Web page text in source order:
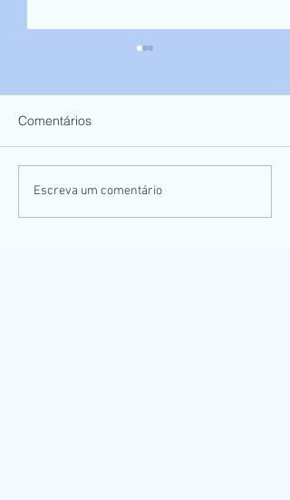
Casamento Gustavo e
Estefany
Comentários
Escreva um comentário